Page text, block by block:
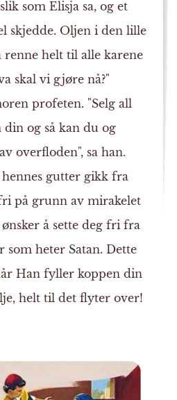
som Elisja sa, og et
skjedde. Oljen i den lille
helt til alle karene
skal vi gjøre nå?"
profeten. "Selg all
og så kan du og
overfloden", sa han.
gutter gikk fra
på grunn av mirakelet
å sette deg fri fra
heter Satan. Dette
Han fyller koppen din
helt til det flyter over!